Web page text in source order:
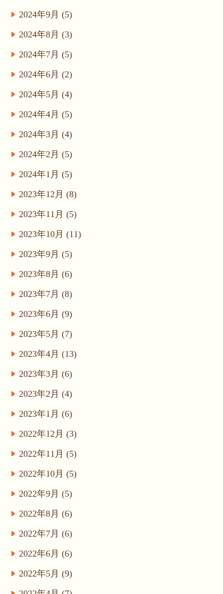
2024年9月 (5)
2024年8月 (3)
2024年7月 (5)
2024年6月 (2)
2024年5月 (4)
2024年4月 (5)
2024年3月 (4)
2024年2月 (5)
2024年1月 (5)
2023年12月 (8)
2023年11月 (5)
2023年10月 (11)
2023年9月 (5)
2023年8月 (6)
2023年7月 (8)
2023年6月 (9)
2023年5月 (7)
2023年4月 (13)
2023年3月 (6)
2023年2月 (4)
2023年1月 (6)
2022年12月 (3)
2022年11月 (5)
2022年10月 (5)
2022年9月 (5)
2022年8月 (6)
2022年7月 (6)
2022年6月 (6)
2022年5月 (9)